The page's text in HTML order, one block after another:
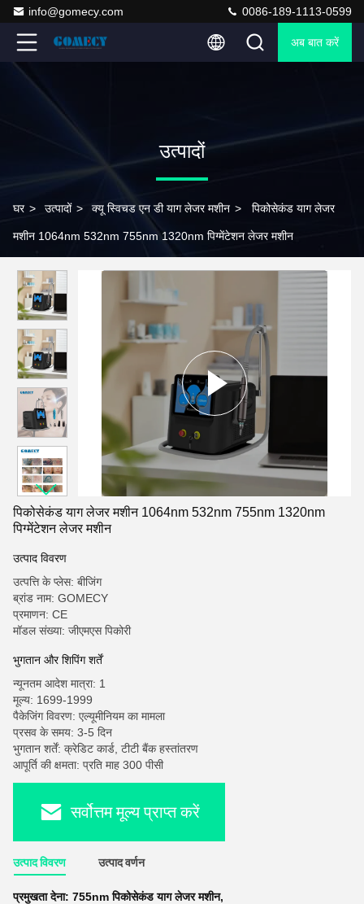
info@gomecy.com 0086-189-1113-0599
अब बात करें
उत्पादों
घर > उत्पादों > क्यू स्विचड एन डी याग लेजर मशीन > पिकोसेकंड याग लेजर
मशीन 1064nm 532nm 755nm 1320nm पिग्मेंटेशन लेजर मशीन
पिकोसेकंड याग लेजर मशीन 1064nm 532nm 755nm 1320nm
पिग्मेंटेशन लेजर मशीन
उत्पाद विवरण
उत्पत्ति के प्लेस: बीजिंग
ब्रांड नाम: GOMECY
प्रमाणन: CE
मॉडल संख्या: जीएमएस पिकोरी
भुगतान और शिपिंग शर्तें
न्यूनतम आदेश मात्रा: 1
मूल्य: 1699-1999
पैकेजिंग विवरण: एल्यूमीनियम का मामला
प्रसव के समय: 3-5 दिन
भुगतान शर्तें: क्रेडिट कार्ड, टीटी बैंक हस्तांतरण
आपूर्ति की क्षमता: प्रति माह 300 पीसी
सर्वोत्तम मूल्य प्राप्त करें
उत्पाद विवरण उत्पाद वर्णन
प्रमुखता देना: 755nm पिकोसेकंड याग लेजर मशीन,